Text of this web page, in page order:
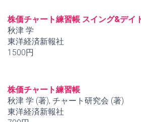
株価チャート練習帳 スイング&デイ
秋津 学
東洋経済新報社
1500円
株価チャート練習帳
秋津 学 (著), チャート研究会 (著)
東洋経済新報社